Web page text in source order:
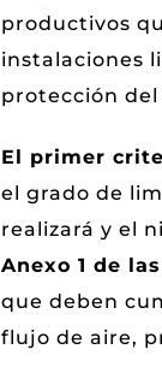
productivos
instalaciones
protección
El primer
el grado de
realizará y el
Anexo 1 de
que deben
flujo de aire,